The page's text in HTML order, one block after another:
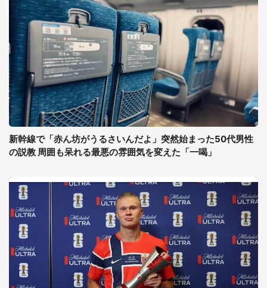
新幹線で「赤ん坊がうるさいんだよ」突然始まった50代男性
の説教 周囲も呆れる最悪の雰囲気を変えた「一喝」